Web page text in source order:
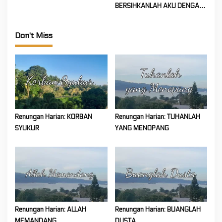
BERSIHKANLAH AKU DENGAN
Don't Miss
Renungan Harian: KORBAN
SYUKUR
Renungan Harian: TUHANLAH
YANG MENOPANG
Renungan Harian: ALLAH
Renungan Harian: BUANGLAH